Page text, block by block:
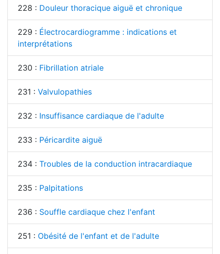
228 : Douleur thoracique aiguë et chronique
229 : Électrocardiogramme : indications et
interprétations
230 : Fibrillation atriale
231 : Valvulopathies
232 : Insuffisance cardiaque de l'adulte
233 : Péricardite aiguë
234 : Troubles de la conduction intracardiaque
235 : Palpitations
236 : Souffle cardiaque chez l'enfant
251 : Obésité de l'enfant et de l'adulte